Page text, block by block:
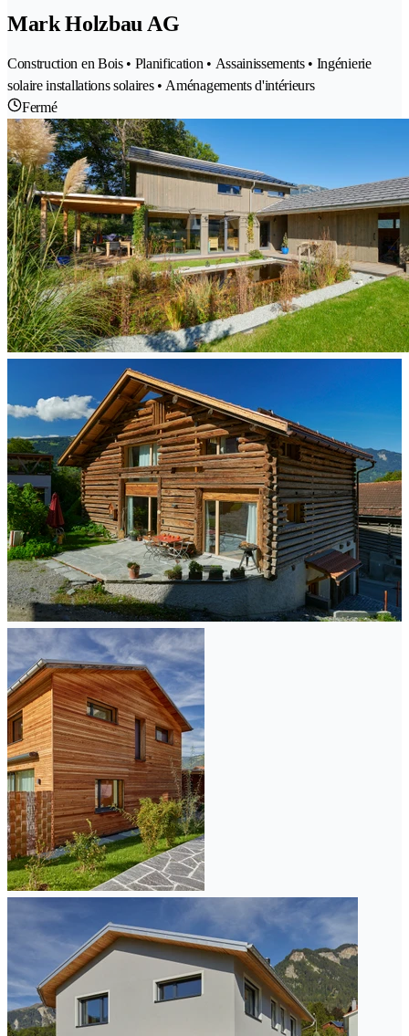
Mark Holzbau AG
Construction en Bois • Planification • Assainissements • Ingénierie
solaire installations solaires • Aménagements d'intérieurs
Fermé